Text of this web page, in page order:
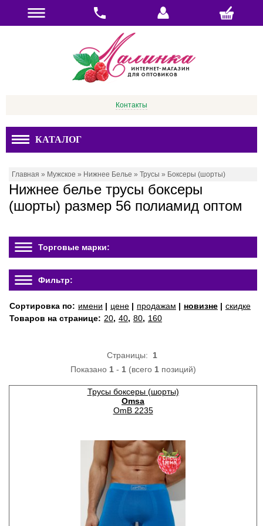
Контакты
КАТАЛОГ
Главная » Мужское » Нижнее Белье » Трусы » Боксеры (шорты)
Нижнее белье трусы боксеры
(шорты) размер 56 полиамид оптом
Торговые марки:
Фильтр:
Сортировка по: имени | цене | продажам | новизне | скидке
Товаров на странице: 20, 40, 80, 160
Страницы: 1
Показано 1- 1(всего 1позиций)
Трусы боксеры (шорты)
Omsa
OmB 2235
спец
цена